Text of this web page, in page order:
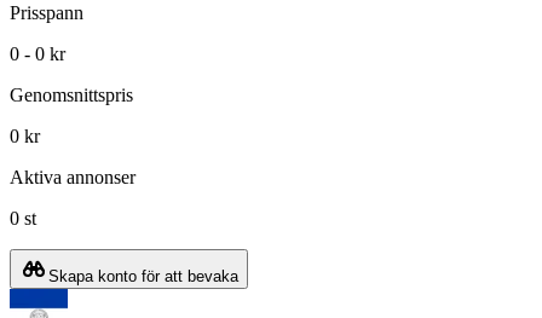
Prisspann
0 - 0 kr
Genomsnittspris
0 kr
Aktiva annonser
0 st
Skapa konto för att bevaka